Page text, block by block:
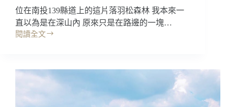
~
多
肉
秘
倒
位在南投139縣道上的這片落羽松森林 我本來一
直以為是在深山內 原來只是在路邊的一塊…
閱讀全文
南
點